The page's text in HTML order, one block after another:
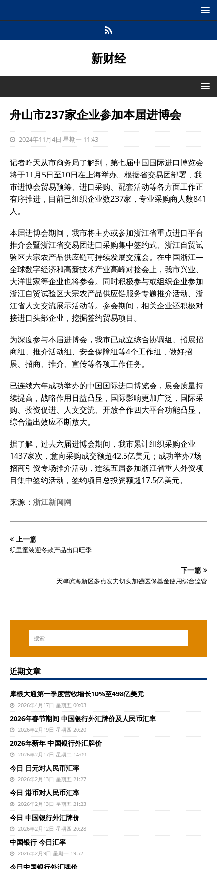
新财经
舟山市237家企业参加本届进博会
2024年11月4日 星期一 11:43
记者昨天从市商务局了解到，第七届中国国际进口博览会
将于11月5日至10日在上海举办。根据省交易团部署，我
市进博会贸易预筹、进口采购、配套活动等各方面工作正
有序推进，目前已组织企业数237家，专业采购商人数841
人。
本届进博会期间，我市将主办或参加浙江省重点进口平台
推介会暨浙江省交易团进口采购集中签约式、浙江自贸试
验区大宗农产品供应链可持续发展交流会。在中国浙江—
全球数字经济和高新技术产业高峰对接会上，我市兴业、
大洋世家等企业也将参会。同时积极参与或组织企业参加
浙江自贸试验区大宗农产品供应链服务专题推介活动、浙
江省人文交流展示活动等。参会期间，相关企业还积极对
接进口头部企业，挖掘签约贸易项目。
为深度参与本届进博会，我市已成立综合协调组、招展招
商组、推介活动组、安全保障组等4个工作组，做好招
展、招商、推介、宣传等各项工作任务。
已连续六年成功举办的中国国际进口博览会，展会质量持
续提高，战略作用日益凸显，国际影响更加广泛，国际采
购、投资促进、人文交流、开放合作四大平台功能凸显，
综合溢出效应不断放大。
据了解，过去六届进博会期间，我市累计组织采购企业
1437家次，意向采购成交额超42.5亿美元；成功举办7场
招商引资专场推介活动，连续五届参加浙江省重大外资项
目集中签约活动，签约项目总投资额超17.5亿美元。
来源： 浙江新闻网
上一篇
织里童装迎冬款产品出口旺季
下一篇
天津滨海新区多点发力切实加强医保基金使用综合监管
近期文章
摩根大通第一季度营收增长10%至498亿美元
2026年4月17日 星期五 00:03
2026年春节期间 中国银行外汇牌价及人民币汇率
2026年2月19日 星期四 20:20
2026年新年 中国银行外汇牌价
2026年2月17日 星期二 14:09
今日 日元对人民币汇率
2026年2月13日 星期五 21:27
今日 港币对人民币汇率
2026年2月13日 星期五 21:23
今日 中国银行外汇牌价
2026年2月12日 星期四 20:28
中国银行 今日汇率
2026年2月9日 星期一 19:52
今日中国银行外汇牌价